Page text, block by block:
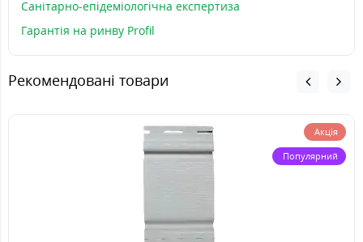
Санітарно-епідеміологічна експертиза
Гарантія на ринву Profil
Рекомендовані товари
Акція
Популярний